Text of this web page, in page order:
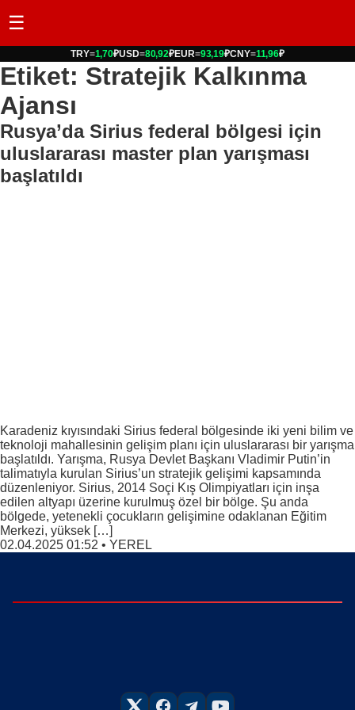
☰
TRY=1,70₽USD=80,92₽EUR=93,19₽CNY=11,96₽
Etiket: Stratejik Kalkınma
Ajansı
Rusya’da Sirius federal bölgesi için
uluslararası master plan yarışması
başlatıldı
Karadeniz kıyısındaki Sirius federal bölgesinde iki yeni bilim ve
teknoloji mahallesinin gelişim planı için uluslararası bir yarışma
başlatıldı. Yarışma, Rusya Devlet Başkanı Vladimir Putin’in
talimatıyla kurulan Sirius’un stratejik gelişimi kapsamında
düzenleniyor. Sirius, 2014 Soçi Kış Olimpiyatları için inşa
edilen altyapı üzerine kurulmuş özel bir bölge. Şu anda
bölgede, yetenekli çocukların gelişimine odaklanan Eğitim
Merkezi, yüksek […]
02.04.2025 01:52 • YEREL